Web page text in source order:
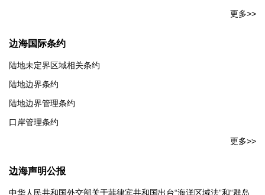
更多>>
边海国际条约
陆地未定界区域相关条约
陆地边界条约
陆地边界管理条约
口岸管理条约
更多>>
边海声明公报
中华人民共和国外交部关于菲律宾共和国出台“海洋区域法”和“群岛